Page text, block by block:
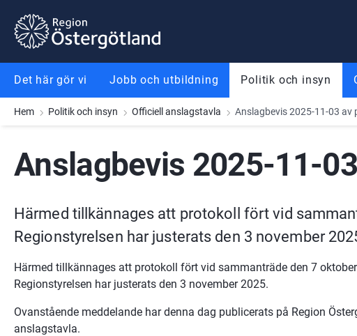
Gå till innehåll
Gå till meny
Gå till sidfot
Det här gör vi Jobb och utbildning Politik och insyn
Hem Politik och insyn Officiell anslagstavla Anslagbevis 2025-11-03 av
Anslagbevis 2025-11-
Härmed tillkännages att protokoll fört vid
Regionstyrelsen har justerats den 3 november
Härmed tillkännages att protokoll fört vid sammanträde den 7
Regionstyrelsen har justerats den 3 november 2025.
Ovanstående meddelande har denna dag publicerats på Region
anslagstavla.